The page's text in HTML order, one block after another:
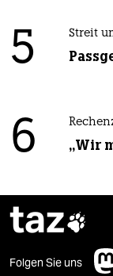
5 Streit
6 „Wir
taz
Folgen Sie uns